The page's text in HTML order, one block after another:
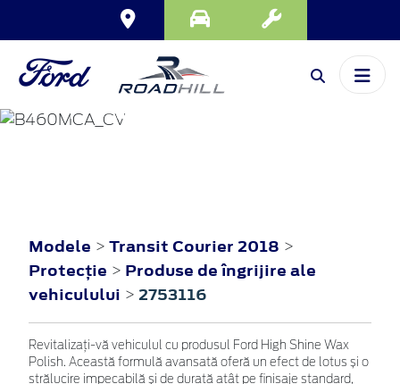
TRANSIT COURIER
Modele > Transit Courier 2018 >
Protecţie > Produse de îngrijire ale
vehiculului > 2753116
Revitalizați-vă vehiculul cu produsul Ford High Shine Wax
Polish. Această formulă avansată oferă un efect de lotus și o
strălucire impecabilă și de durată atât pe finisaje standard,